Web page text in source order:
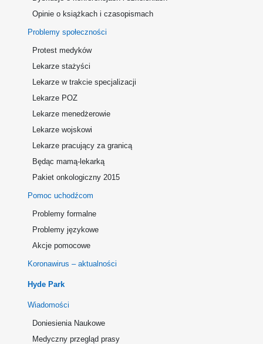
Opinie o książkach i czasopismach
Problemy społeczności
Protest medyków
Lekarze stażyści
Lekarze w trakcie specjalizacji
Lekarze POZ
Lekarze menedżerowie
Lekarze wojskowi
Lekarze pracujący za granicą
Będąc mamą-lekarką
Pakiet onkologiczny 2015
Pomoc uchodźcom
Problemy formalne
Problemy językowe
Akcje pomocowe
Koronawirus – aktualności
Hyde Park
Wiadomości
Doniesienia Naukowe
Medyczny przegląd prasy